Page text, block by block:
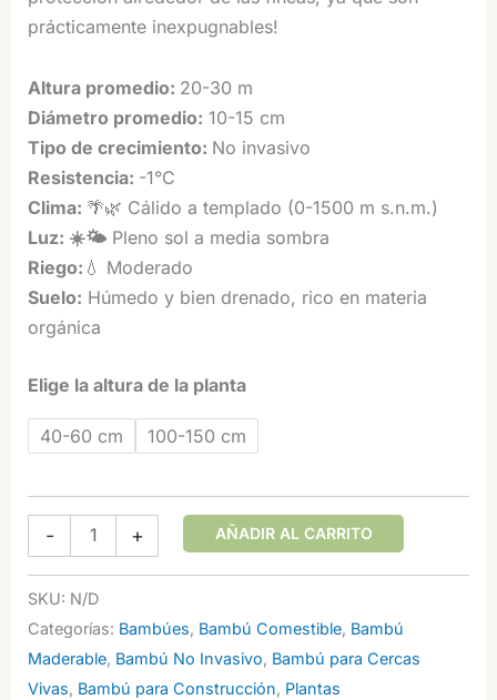
prácticamente inexpugnables!
Altura promedio: 20-30 m
Diámetro promedio: 10-15 cm
Tipo de crecimiento: No invasivo
Resistencia: -1°C
Clima: 🌴🌿 Cálido a templado (0-1500 m s.n.m.)
Luz: ☀️🌤️ Pleno sol a media sombra
Riego: 💧 Moderado
Suelo: Húmedo y bien drenado, rico en materia
orgánica
Elige la altura de la planta
40-60 cm 100-150 cm
-
Bambusa
bambos
(Bambú
Espinoso
Gigante)
cantidad
+ AÑADIR AL CARRITO
SKU: N/D
Categorías: Bambúes, Bambú Comestible, Bambú
Maderable, Bambú No Invasivo, Bambú para Cercas
Vivas, Bambú para Construcción, Plantas